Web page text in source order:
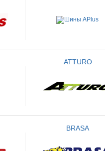
ATTURO
BRASA